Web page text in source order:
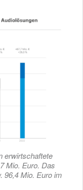
erwirtschaftete
Mio. Euro. Das
96,4 Mio. Euro im